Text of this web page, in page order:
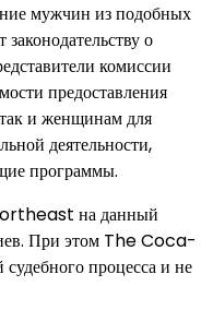
мужчин из подобных
о
комиссии
предоставления
и женщинам для
деятельности,
программы.
на данный
При этом The Coca-
процесса и не